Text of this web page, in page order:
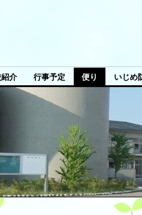
介 行事予定 便り いじめ